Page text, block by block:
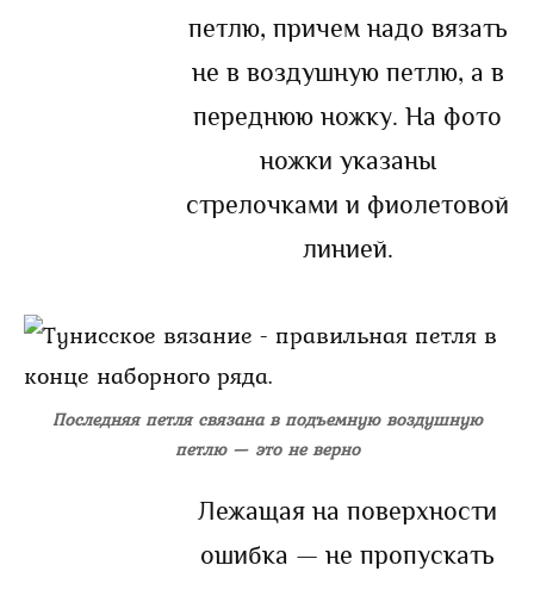
петлю, причем надо вязать
не в воздушную петлю, а в
переднюю ножку. На фото
ножки указаны
стрелочками и фиолетовой
линией.
Последняя петля связана в подъемную воздушную
петлю — это не верно
Лежащая на поверхности
ошибка — не пропускать